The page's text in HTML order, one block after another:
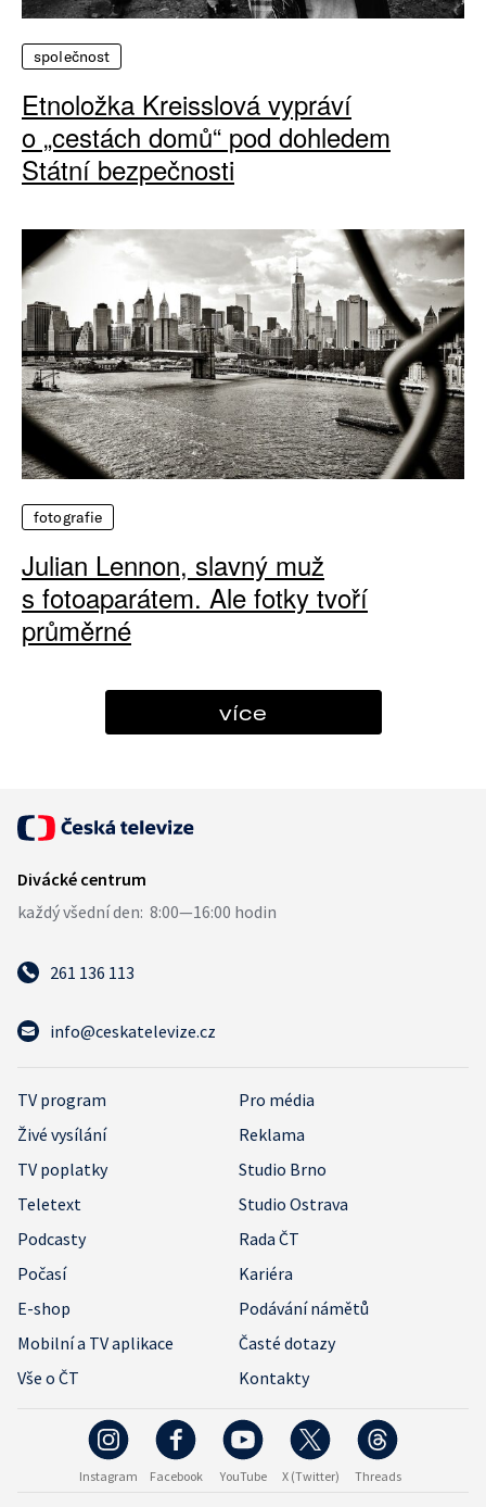
společnost
Etnoložka Kreisslová vypráví
o „cestách domů“ pod dohledem
Státní bezpečnosti
fotografie
Julian Lennon, slavný muž
s fotoaparátem. Ale fotky tvoří
průměrné
více
261 136 113
info@ceskatelevize.cz
TV program
Pro média
Živé vysílání
Reklama
TV poplatky
Studio Brno
Teletext
Studio Ostrava
Podcasty
Rada ČT
Počasí
Kariéra
E-shop
Podávání námětů
Mobilní a TV aplikace
Časté dotazy
Vše o ČT
Kontakty
Instagram Facebook YouTube X (Twitter) Threads